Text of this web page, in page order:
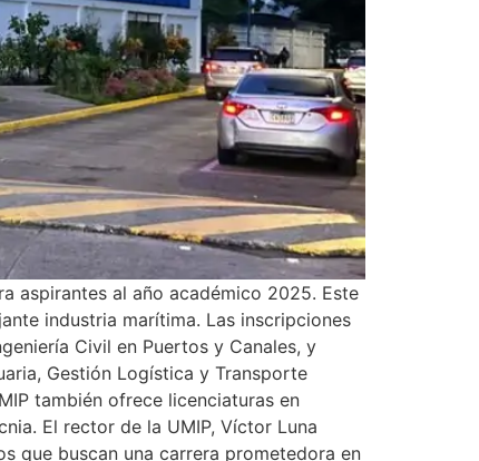
aspirantes al año académico 2025. Este
industria marítima. Las inscripciones
Civil en Puertos y Canales, y
Gestión Logística y Transporte
también ofrece licenciaturas en
El rector de la UMIP, Víctor Luna
que buscan una carrera prometedora en